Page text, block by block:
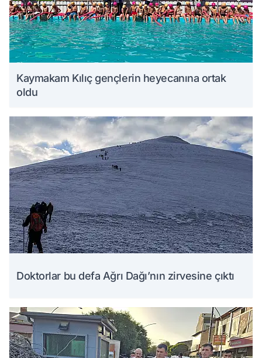
Kaymakam Kılıç gençlerin heyecanına ortak
oldu
Doktorlar bu defa Ağrı Dağı’nın zirvesine çıktı